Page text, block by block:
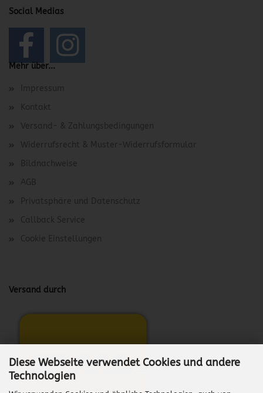
Diese Webseite verwendet Cookies und andere
Technologien
Social Medias
Mehr über...
Impressum
Kontakt
Versand- & Zahlungsbedingungen
Widerrufsrecht & Muster-Widerrufsformular
Bildnachweise
AGB
Privatsphäre und Datenschutz
Callback Service
Cookie Einstellungen
Versand durch